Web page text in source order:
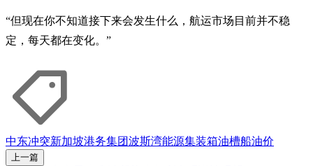
“但现在你不知道接下来会发生什么，航运市场目前并不稳
定，每天都在变化。”
中东冲突新加坡港务集团波斯湾能源集装箱油槽船油价
上一篇